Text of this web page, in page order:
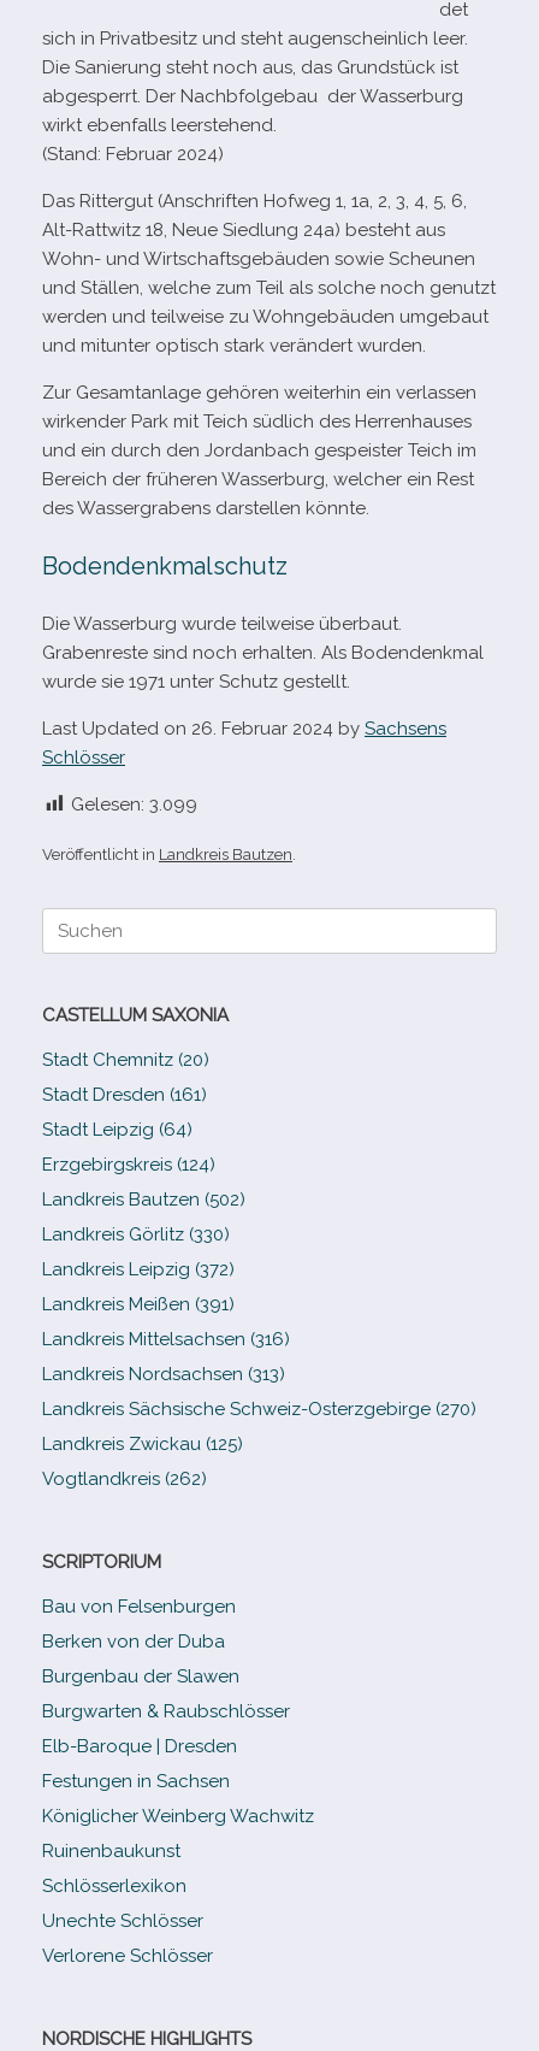
det
sich in Privatbesitz und steht augen­schein­lich leer.
Die Sanierung steht noch aus, das Grundstück ist
abge­sperrt. Der Nachbfolgebau der Wasserburg
wirkt eben­falls leerstehend.
(Stand: Februar 2024)
Das Rittergut (Anschriften Hofweg 1, 1a, 2, 3, 4, 5, 6,
Alt-​Rattwitz 18, Neue Siedlung 24a) besteht aus
Wohn- und Wirtschaftsgebäuden sowie Scheunen
und Ställen, wel­che zum Teil als sol­che noch genutzt
wer­den und teil­weise zu Wohngebäuden umge­baut
und mit­un­ter optisch stark ver­än­dert wurden.
Zur Gesamtanlage gehö­ren wei­ter­hin ein ver­las­sen
wir­ken­der Park mit Teich süd­lich des Herrenhauses
und ein durch den Jordanbach gespeis­ter Teich im
Bereich der frü­he­ren Wasserburg, wel­cher ein Rest
des Wassergrabens dar­stel­len könnte.
Bodendenkmalschutz
Die Wasserburg wurde teil­weise über­baut.
Grabenreste sind noch erhal­ten. Als Bodendenkmal
wurde sie 1971 unter Schutz gestellt.
Last Updated on 26. Februar 2024 by Sachsens
Schlösser
Gelesen: 3.099
Veröffentlicht in Landkreis Bautzen
Suche
CASTELLUM SAXONIA
Stadt Chemnitz (20)
Stadt Dresden (161)
Stadt Leipzig (64)
Erzgebirgskreis (124)
Landkreis Bautzen (502)
Landkreis Görlitz (330)
Landkreis Leipzig (372)
Landkreis Meißen (391)
Landkreis Mittelsachsen (316)
Landkreis Nordsachsen (313)
Landkreis Sächsische Schweiz-​Osterzgebirge (270)
Landkreis Zwickau (125)
Vogtlandkreis (262)
SCRIPTORIUM
Bau von Felsenburgen
Berken von der Duba
Burgenbau der Slawen
Burgwarten & Raubschlösser
Elb-​Baroque | Dresden
Festungen in Sachsen
Königlicher Weinberg Wachwitz
Ruinenbaukunst
Schlösserlexikon
Unechte Schlösser
Verlorene Schlösser
NORDISCHE HIGHLIGHTS